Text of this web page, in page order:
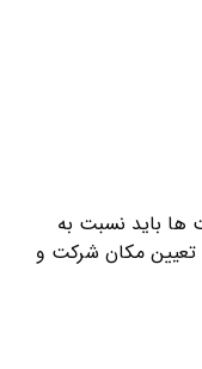
ها باید نسبت به
تعیین مکان شرکت و